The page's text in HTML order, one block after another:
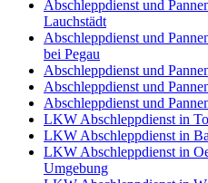
Abschleppdienst und
Lauchstädt
Abschleppdienst und
bei Pegau
Abschleppdienst und
Abschleppdienst und
Abschleppdienst und
LKW Abschleppdienst in
LKW Abschleppdienst in
LKW Abschleppdienst in
Umgebung